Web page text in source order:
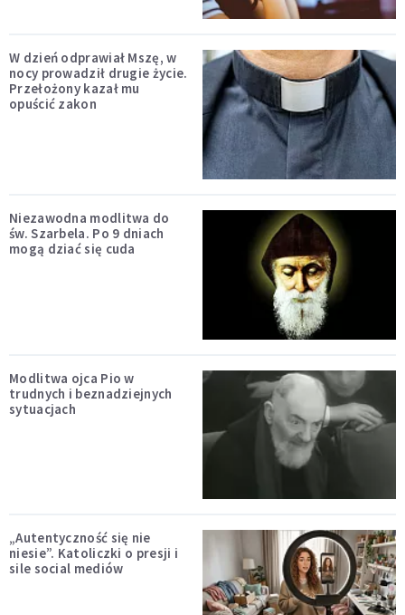
W dzień odprawiał Mszę, w
nocy prowadził drugie życie.
Przełożony kazał mu
opuścić zakon
Niezawodna modlitwa do
św. Szarbela. Po 9 dniach
mogą dziać się cuda
Modlitwa ojca Pio w
trudnych i beznadziejnych
sytuacjach
„Autentyczność się nie
niesie”. Katoliczki o presji i
sile social mediów